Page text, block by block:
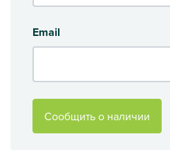
Email
Сообщить о наличии